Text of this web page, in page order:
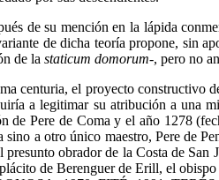
de su mención en la lápida
de dicha teoría propone, sin
de la staticum domorum-, pero no
centuria, el proyecto constructivo
a legitimar su atribución a una
Pere de Coma y el año 1278
a otro único maestro, Pere de
presunto obrador de la Costa de San
de Berenguer de Erill, el